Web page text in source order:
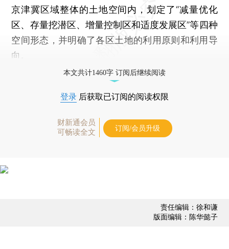
京津冀区域整体的土地空间内，划定了“减量优化
区、存量挖潜区、增量控制区和适度发展区”等四种
空间形态，并明确了各区土地的利用原则和利用导
向。
本文共计1460字 订阅后继续阅读
登录 后获取已订阅的阅读权限
财新通会员
可畅读全文
订阅/会员升级
责任编辑：徐和谦
版面编辑：陈华懿子